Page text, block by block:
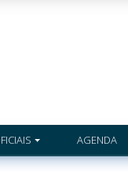
AGENDA